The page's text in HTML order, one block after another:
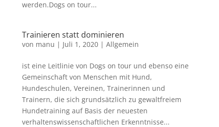
werden.Dogs on tour...
Trainieren statt dominieren
von manu | Juli 1, 2020| Allgemein
ist eine Leitlinie von Dogs on tour und ebenso eine
Gemeinschaft von Menschen mit Hund,
Hundeschulen, Vereinen, Trainerinnen und
Trainern, die sich grundsätzlich zu gewaltfreiem
Hundetraining auf Basis der neuesten
verhaltenswissenschaftlichen Erkenntnisse...